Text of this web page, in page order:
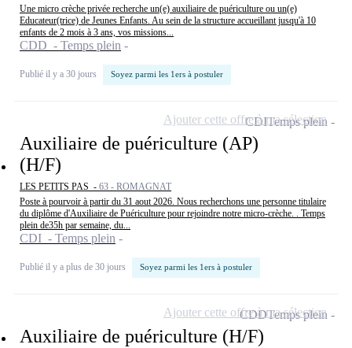
Une micro crèche privée recherche un(e) auxiliaire de puériculture ou un(e)
Educateur(trice) de Jeunes Enfants. Au sein de la structure accueillant jusqu'à 10
enfants de 2 mois à 3 ans, vos missions...
CDD - Temps plein
Publié il y a 30 jours Soyez parmi les 1ers à postuler
Auxiliaire de puériculture (AP)
(H/F)
LES PETITS PAS - 63 - ROMAGNAT
Poste à pourvoir à partir du 31 aout 2026. Nous recherchons une personne titulaire
du diplôme d'Auxiliaire de Puériculture pour rejoindre notre micro-crèche. . Temps
plein de35h par semaine, du...
CDI - Temps plein
Publié il y a plus de 30 jours Soyez parmi les 1ers à postuler
CDITemps plein
Ajouter cette offre à ma sélection
Auxiliaire de puériculture (H/F)
CDDTemps plein
Ajouter cette offre à ma sélection